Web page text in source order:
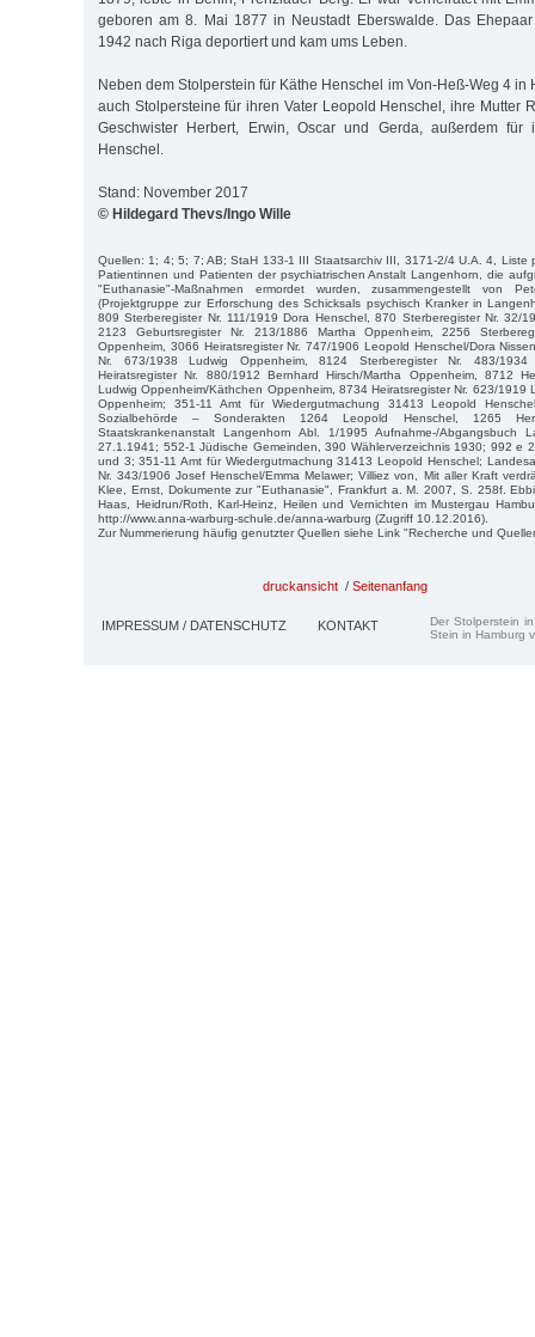
geboren am 8. Mai 1877 in Neustadt Eberswalde. Das
1942 nach Riga deportiert und kam ums Leben.
Neben dem Stolperstein für Käthe Henschel im Von-Heß-Weg 4 in
auch Stolpersteine für ihren Vater Leopold Henschel, ihre Mutter
Geschwister Herbert, Erwin, Oscar und Gerda, außerdem für
Henschel.
Stand: November 2017
© Hildegard Thevs/Ingo Wille
Quellen: 1; 4; 5; 7; AB; StaH 133-1 III Staatsarchiv III, 3171-2/4 U.A. 4, Liste
Patientinnen und Patienten der psychiatrischen Anstalt Langenhorn, die
"Euthanasie"-Maßnahmen ermordet wurden, zusammengestellt von
(Projektgruppe zur Erforschung des Schicksals psychisch Kranker in
809 Sterberegister Nr. 111/1919 Dora Henschel, 870 Sterberegister Nr. 32/
2123 Geburtsregister Nr. 213/1886 Martha Oppenheim, 2256
Oppenheim, 3066 Heiratsregister Nr. 747/1906 Leopold Henschel/Dora
Nr. 673/1938 Ludwig Oppenheim, 8124 Sterberegister Nr. 483/
Heiratsregister Nr. 880/1912 Bernhard Hirsch/Martha Oppenheim, 8712
Ludwig Oppenheim/Käthchen Oppenheim, 8734 Heiratsregister Nr. 623/1919
Oppenheim; 351-11 Amt für Wiedergutmachung 31413 Leopold
Sozialbehörde – Sonderakten 1264 Leopold Henschel, 1265
Staatskrankenanstalt Langenhorn Abl. 1/1995 Aufnahme-/Abgangsbuch
27.1.1941; 552-1 Jüdische Gemeinden, 390 Wählerverzeichnis 1930; 992 e
und 3; 351-11 Amt für Wiedergutmachung 31413 Leopold Henschel;
Nr. 343/1906 Josef Henschel/Emma Melawer; Villiez von, Mit aller Kraft
Klee, Ernst, Dokumente zur "Euthanasie", Frankfurt a. M. 2007, S. 258f.
Haas, Heidrun/Roth, Karl-Heinz, Heilen und Vernichten im Mustergau
http://www.anna-warburg-schule.de/anna-warburg (Zugriff 10.12.2016).
Zur Nummerierung häufig genutzter Quellen siehe Link "Recherche und
druckansicht / Seitenanfang
IMPRESSUM / DATENSCHUTZ KONTAKT
Der Stolperstein
Stein in Hamburg